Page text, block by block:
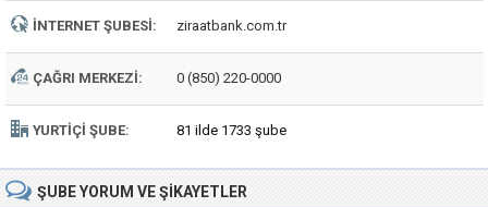
İNTERNET ŞUBESI: ziraatbank.com.tr
ÇAĞRI MERKEZI: 0 (850) 220-0000
YURTIÇI ŞUBE: 81 ilde 1733 şube
ŞUBEYORUM VE ŞIKAYETLER